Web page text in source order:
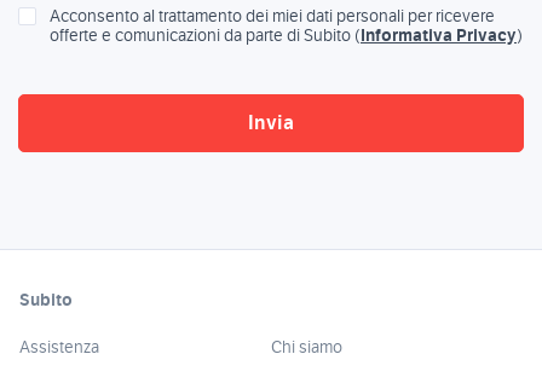
Acconsento al trattamento dei miei dati personali per ricevere
offerte e comunicazioni da parte di Subito ( Informativa Privacy)
Subito
Assistenza Chi siamo